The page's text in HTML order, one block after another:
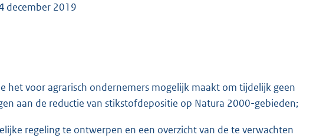
4 december 2019
het voor agrarisch ondernemers mogelijk maakt om tijdelijk geen
aan de reductie van stikstofdepositie op Natura 2000-gebieden;
regeling te ontwerpen en een overzicht van de te verwachten